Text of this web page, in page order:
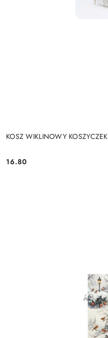
KOSZ WIKLINOWY KOSZYCZEK
Cena:
16.80